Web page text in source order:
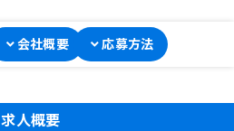
会社概要 応募方法
求人概要